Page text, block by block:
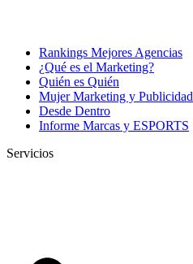
Rankings Mejores Agencias
¿Qué es el Marketing?
Quién es Quién
Mujer Marketing y Publicidad
Desde Dentro
Informe Marcas y ESPORTS
Servicios